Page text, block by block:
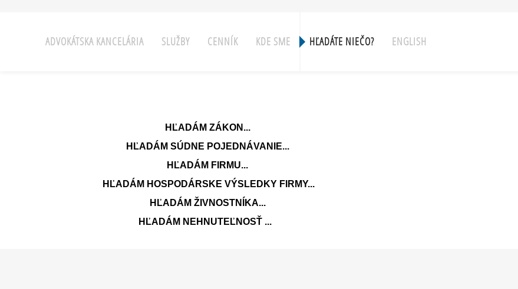
ADVOKÁTSKA KANCELÁRIA SLUŽBY CENNÍK KDE SME HĽADÁTE NIEČO? ENGLISH
HĽADÁM ZÁKON...
HĽADÁM SÚDNE POJEDNÁVANIE...
HĽADÁM FIRMU...
HĽADÁM HOSPODÁRSKE VÝSLEDKY FIRMY...
HĽADÁM ŽIVNOSTNÍKA...
HĽADÁM NEHNUTEĽNOSŤ ...